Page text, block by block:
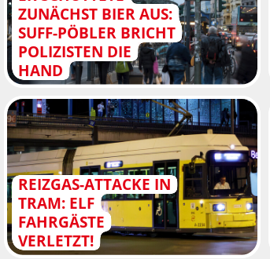
ZUNÄCHST BIER AUS:
SUFF-PÖBLER BRICHT
POLIZISTEN DIE
HAND
REIZGAS-ATTACKE IN
TRAM: ELF
FAHRGÄSTE
VERLETZT!